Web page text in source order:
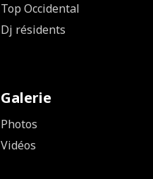
Top Occidental
Dj résidents
Galerie
Photos
Vidéos